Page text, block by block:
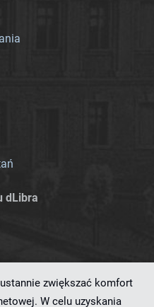
dLibra
zwiększać komfort
W celu uzyskania